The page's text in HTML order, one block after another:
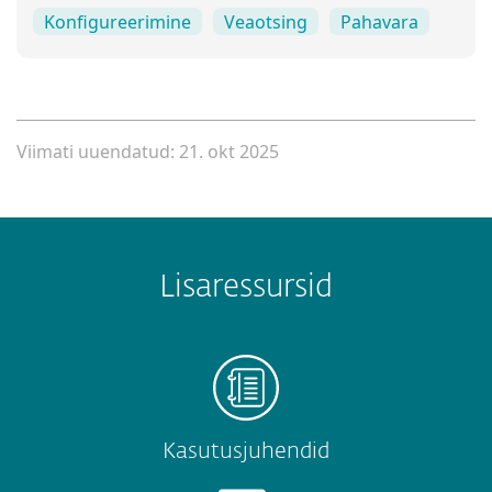
Konfigureerimine
Veaotsing Pahavara
Viimati uuendatud: 21. okt 2025
Lisaressursid
Kasutusjuhendid